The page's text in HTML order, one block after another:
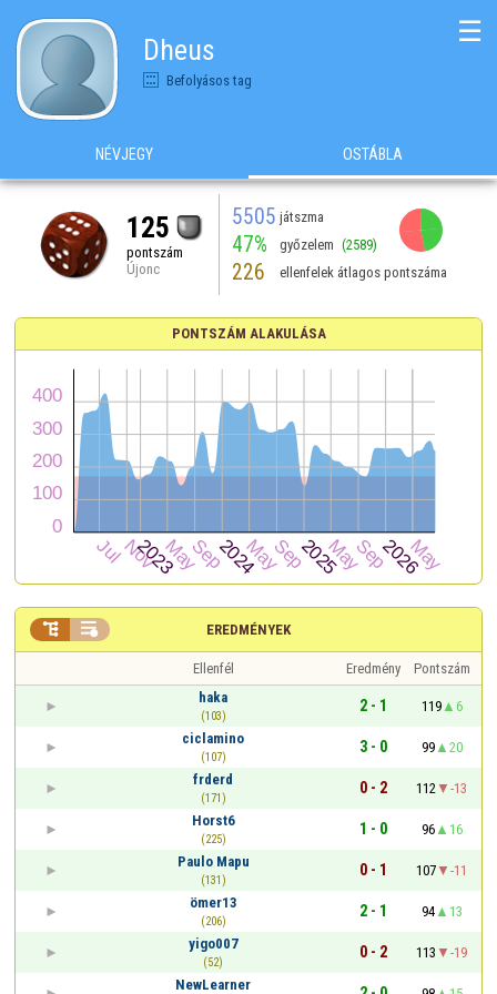
Dheus
Befolyásos tag
☰
NÉVJEGY OSTÁBLA
125
pontszám
Újonc
5505 játszma
47% győzelem (2589)
226 ellenfelek átlagos pontszáma
PONTSZÁM ALAKULÁSA
EREDMÉNYEK
 
Ellenfél Eredmény
Pontszám
haka
(103)
2 - 1 119
6
ciclamino
(107)
3 - 0 99
20
frderd
(171)
0 - 2 112
-13
Horst6
(225)
1 - 0 96
16
Paulo Mapu
(131)
0 - 1 107
-11
ömer13
(206)
2 - 1 94
13
yigo007
(52)
0 - 2 113
-19
NewLearner